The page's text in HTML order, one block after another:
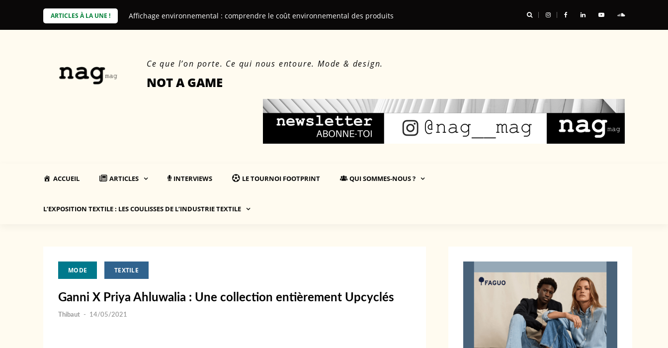
ARTICLES À LA UNE ! Affichage environnemental : comprendre le coût environnemental des produits Martin Sallières : les chaussures ont leur mot à dire
Ce que l’on porte. Ce qui nous entoure. Mode & design.
NOT A GAME
ACCUEIL ARTICLES INTERVIEWS LE TOURNOI FOOTPRINT QUI SOMMES-NOUS ?
L’EXPOSITION TEXTILE : LES COULISSES DE L’INDUSTRIE TEXTILE
MODE TEXTILE
Ganni X Priya Ahluwalia : Une collection entièrement Upcyclés
Thibaut - 14/05/2021